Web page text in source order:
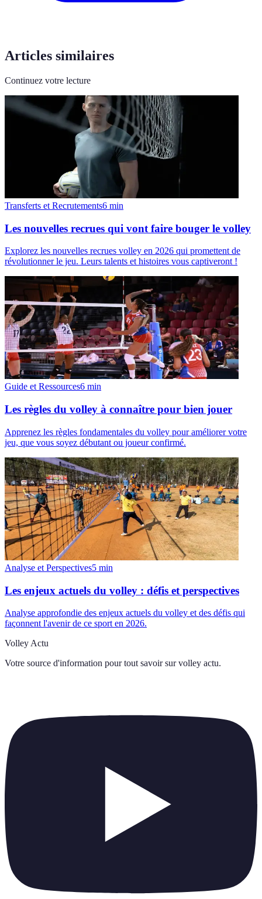
Articles similaires
Continuez votre lecture
Transferts et Recrutements6 min
Les nouvelles recrues qui vont faire bouger le volley
Explorez les nouvelles recrues volley en 2026 qui promettent de
révolutionner le jeu. Leurs talents et histoires vous captiveront !
Guide et Ressources6 min
Les règles du volley à connaître pour bien jouer
Apprenez les règles fondamentales du volley pour améliorer votre
jeu, que vous soyez débutant ou joueur confirmé.
Analyse et Perspectives5 min
Les enjeux actuels du volley : défis et perspectives
Analyse approfondie des enjeux actuels du volley et des défis qui
façonnent l'avenir de ce sport en 2026.
Volley Actu
Votre source d'information pour tout savoir sur volley actu.